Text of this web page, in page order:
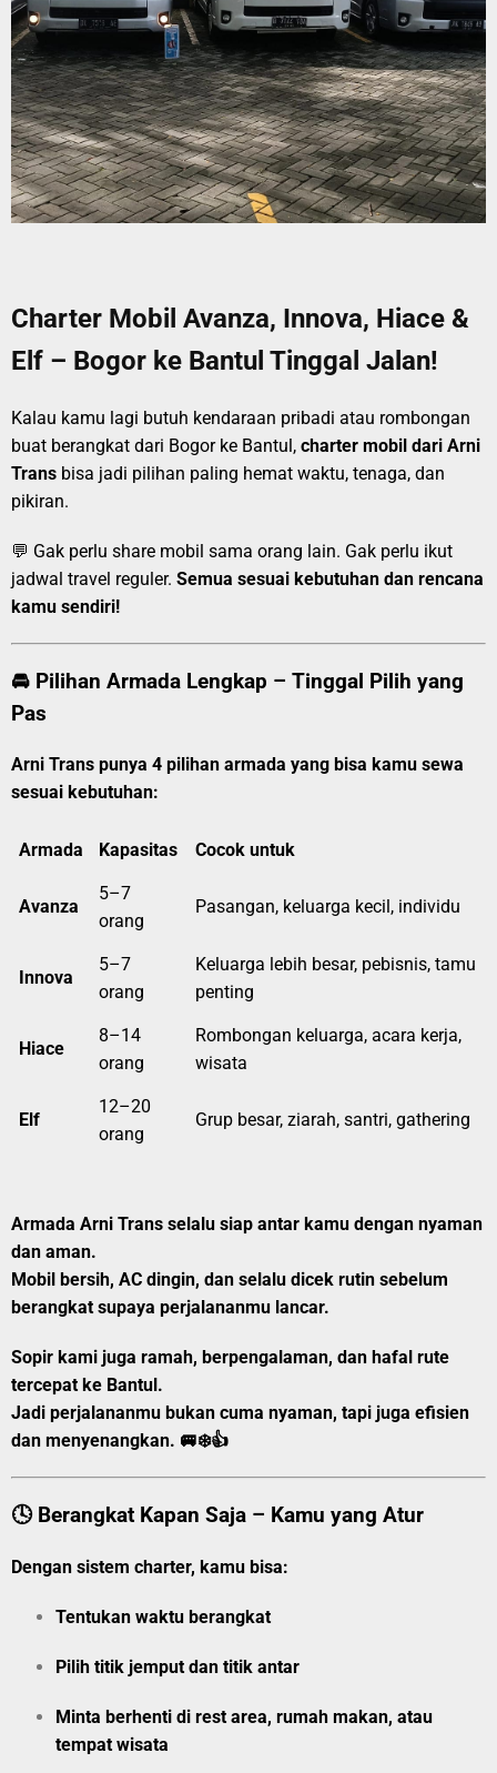
Charter Mobil Avanza, Innova, Hiace &
Elf – Bogor ke Bantul Tinggal Jalan!
Kalau kamu lagi butuh kendaraan pribadi atau rombongan
buat berangkat dari Bogor ke Bantul, charter mobil dari Arni
Trans bisa jadi pilihan paling hemat waktu, tenaga, dan
pikiran.
💬 Gak perlu share mobil sama orang lain. Gak perlu ikut
jadwal travel reguler. Semua sesuai kebutuhan dan rencana
kamu sendiri!
🚘 Pilihan Armada Lengkap – Tinggal Pilih yang
Pas
Arni Trans punya 4 pilihan armada yang bisa kamu sewa
sesuai kebutuhan:
Armada Kapasitas Cocok untuk
Avanza
5–7
orang
Pasangan, keluarga kecil, individu
Innova
5–7
orang
Keluarga lebih besar, pebisnis, tamu
penting
Hiace
8–14
orang
Rombongan keluarga, acara kerja,
wisata
Elf
12–20
orang
Grup besar, ziarah, santri, gathering
Armada Arni Trans selalu siap antar kamu dengan nyaman
dan aman.
Mobil bersih, AC dingin, dan selalu dicek rutin sebelum
berangkat supaya perjalananmu lancar.
Sopir kami juga ramah, berpengalaman, dan hafal rute
tercepat ke Bantul.
Jadi perjalananmu bukan cuma nyaman, tapi juga efisien
dan menyenangkan. 🚐❄️👍
🕓 Berangkat Kapan Saja – Kamu yang Atur
Dengan sistem charter, kamu bisa:
Tentukan waktu berangkat
Pilih titik jemput dan titik antar
Minta berhenti di rest area, rumah makan, atau
tempat wisata